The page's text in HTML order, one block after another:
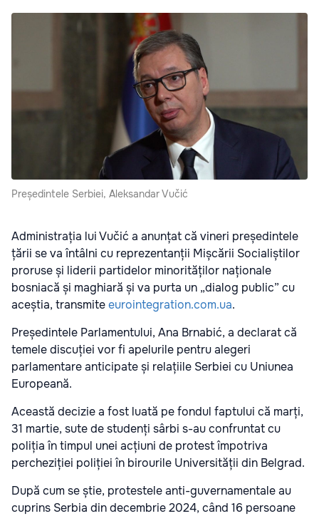
Președintele Serbiei, Aleksandar Vučić
Administrația lui Vučić a anunțat că vineri președintele
țării se va întâlni cu reprezentanții Mișcării Socialiștilor
proruse și liderii partidelor minorităților naționale
bosniacă și maghiară și va purta un „dialog public” cu
aceștia, transmiteeurointegration.com.ua.
Președintele Parlamentului, Ana Brnabić, a declarat că
temele discuției vor fi apelurile pentru alegeri
parlamentare anticipate și relațiile Serbiei cu Uniunea
Europeană.
Această decizie a fost luată pe fondul faptului că marți,
31 martie, sute de studenți sârbi s-au confruntat cu
poliția în timpul unei acțiuni de protest împotriva
percheziției poliției în birourile Universității din Belgrad.
După cum se știe, protestele anti-guvernamentale au
cuprins Serbia din decembrie 2024, când 16 persoane